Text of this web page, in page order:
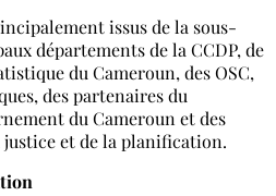
issus de la sous-
départements de la CCDP, de
du Cameroun, des OSC,
des partenaires du
du Cameroun et des
et de la planification.